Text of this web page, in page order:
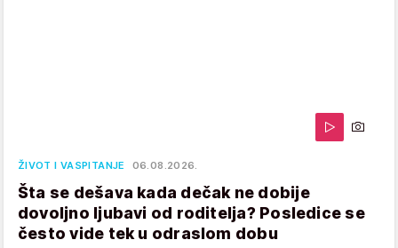
ŽIVOT I VASPITANJE 06.08.2026.
Šta se dešava kada dečak ne dobije
dovoljno ljubavi od roditelja? Posledice se
često vide tek u odraslom dobu